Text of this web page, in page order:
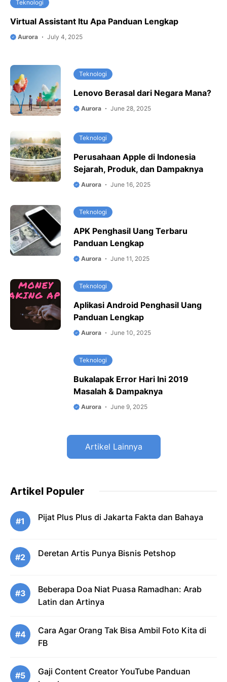
Teknologi
Virtual Assistant Itu Apa Panduan Lengkap
Aurora July 4, 2025
Teknologi
Lenovo Berasal dari Negara Mana?
Aurora June 28, 2025
Teknologi
Perusahaan Apple di Indonesia
Sejarah, Produk, dan Dampaknya
Aurora June 16, 2025
Teknologi
APK Penghasil Uang Terbaru
Panduan Lengkap
Aurora June 11, 2025
Teknologi
Aplikasi Android Penghasil Uang
Panduan Lengkap
Aurora June 10, 2025
Teknologi
Bukalapak Error Hari Ini 2019
Masalah & Dampaknya
Aurora June 9, 2025
Artikel Lainnya
Artikel Populer
#1 Pijat Plus Plus di Jakarta Fakta dan Bahaya
#2 Deretan Artis Punya Bisnis Petshop
#3
Beberapa Doa Niat Puasa Ramadhan: Arab
Latin dan Artinya
#4
Cara Agar Orang Tak Bisa Ambil Foto Kita di
FB
#5
Gaji Content Creator YouTube Panduan